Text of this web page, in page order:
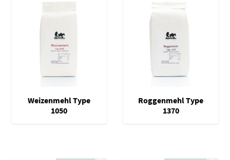
Weizenmehl Type
1050
Roggenmehl Type
1370